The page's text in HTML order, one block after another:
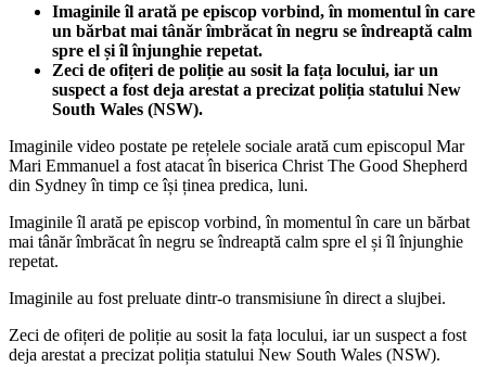
Imaginile îl arată pe episcop vorbind, în momentul în care
un bărbat mai tânăr îmbrăcat în negru se îndreaptă calm
spre el și îl înjunghie repetat.
Zeci de ofițeri de poliție au sosit la fața locului, iar un
suspect a fost deja arestat a precizat poliția statului New
South Wales (NSW).
Imaginile video postate pe rețelele sociale arată cum episcopul Mar
Mari Emmanuel a fost atacat în biserica Christ The Good Shepherd
din Sydney în timp ce își ținea predica, luni.
Imaginile îl arată pe episcop vorbind, în momentul în care un bărbat
mai tânăr îmbrăcat în negru se îndreaptă calm spre el și îl înjunghie
repetat.
Imaginile au fost preluate dintr-o transmisiune în direct a slujbei.
Zeci de ofițeri de poliție au sosit la fața locului, iar un suspect a fost
deja arestat a precizat poliția statului New South Wales (NSW).